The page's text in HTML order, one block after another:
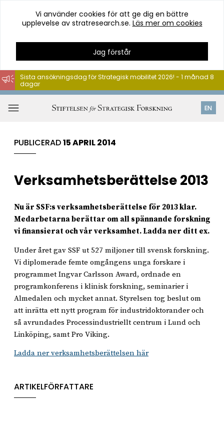
Hoppa
till
innehåll
Vi använder cookies för att ge dig en bättre
upplevelse av stratresearch.se. Läs mer om cookies
Jag förstår
EN
Sista ansökningsdag för Strategisk mobilitet 2026! - 1 månad 8
dagar
PUBLICERAD15 APRIL 2014
Verksamhetsberättelse 2013
Nu är SSF:s verksamhetsberättelse för 2013 klar.
Medarbetarna berättar om all spännande forskning
vi finansierat och vår verksamhet. Ladda ner ditt ex.
Under året gav SSF ut 527 miljoner till svensk forskning.
Vi diplomerade femte omgångens unga forskare i
programmet Ingvar Carlsson Award, ordnade en
programkonferens i klinisk forskning, seminarier i
Almedalen och mycket annat. Styrelsen tog beslut om
att inrätta ett nytt program för industridoktorander och
så avrundades Processindustriellt centrum i Lund och
Linköping, samt Pro Viking.
Ladda ner verksamhetsberättelsen här
ARTIKELFÖRFATTARE